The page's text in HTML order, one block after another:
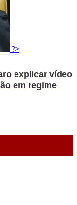
?>
explicar vídeo
em regime